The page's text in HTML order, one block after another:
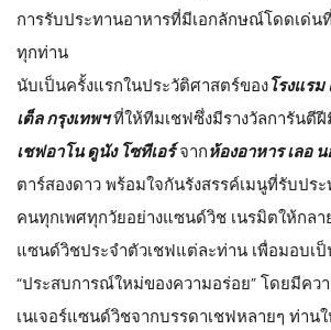
การรับประทานอาหารที่มีเอกลักษณ์โดดเด่น
ทุกท่าน
นับเป็นครั้งแรกในประวัติศาสตร์ของโรงแร
เต็ล กรุงเทพฯที่ให้ทีมเชฟซึ่งมีรางวัลการันตี
เชฟอาโน ดูนัง โซทีเอร์จากห้องอาหาร เลอ
ตาร์สองดาว พร้อมใจกันรังสรรค์เมนูที่รับปร
คนทุกเพศทุกวัยอย่างแซนด์วิช เนรมิตให้กลา
แซนด์วิชประจำตัวเชฟแต่ละท่าน เพื่อมอบเ
“ประสบการณ์ใหม่ของความอร่อย” โดยมีคว
เนเจอร์แซนด์วิชจากบรรดาเชฟหลายๆ ท่าน